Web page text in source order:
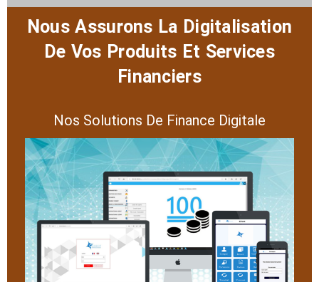
Nous Assurons La Digitalisation
De Vos Produits Et Services
Financiers
Nos Solutions De Finance Digitale